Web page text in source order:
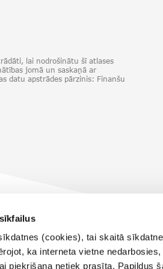
(cookies), tai skaitā
ka interneta vietne
piekrišana netiek prasīta. Papildus
lai nodrošinātu šī atlases
jomā un saskaņā ar
datu apstrādes pārzinis: Finanšu